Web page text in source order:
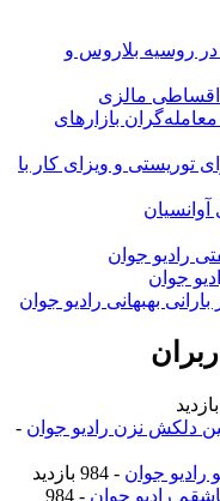
روسیه بلاروس و
اقساطی مالزی
بازارهای
توریستی و ویزای کار با
آوانسیان
رادیو جوان
جوان
بهبهانی رادیو جوان
دلکش نزن رادیو جوان -
رادیو جوان - 984 بازدید
رادیو جوان
- 984